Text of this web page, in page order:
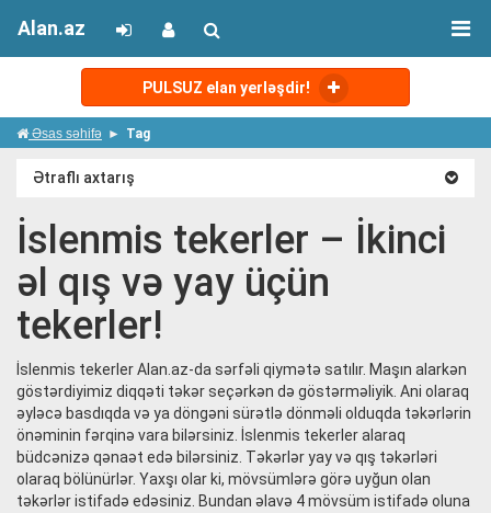
PULSUZ elan yerləşdir!
Alan.az
Əsas səhifə Tag
Ətraflı axtarış
İslenmis tekerler – İkinci
əl qış və yay üçün
tekerler!
İslenmis tekerler Alan.az-da sərfəli qiymətə satılır. Maşın alarkən
göstərdiyimiz diqqəti təkər seçərkən də göstərməliyik. Ani olaraq
əyləcə basdıqda və ya döngəni sürətlə dönməli olduqda təkərlərin
önəminin fərqinə vara bilərsiniz. İslenmis tekerler alaraq
büdcənizə qənaət edə bilərsiniz. Təkərlər yay və qış təkərləri
olaraq bölünürlər. Yaxşı olar ki, mövsümlərə görə uyğun olan
təkərlər istifadə edəsiniz. Bundan əlavə 4 mövsüm istifadə oluna